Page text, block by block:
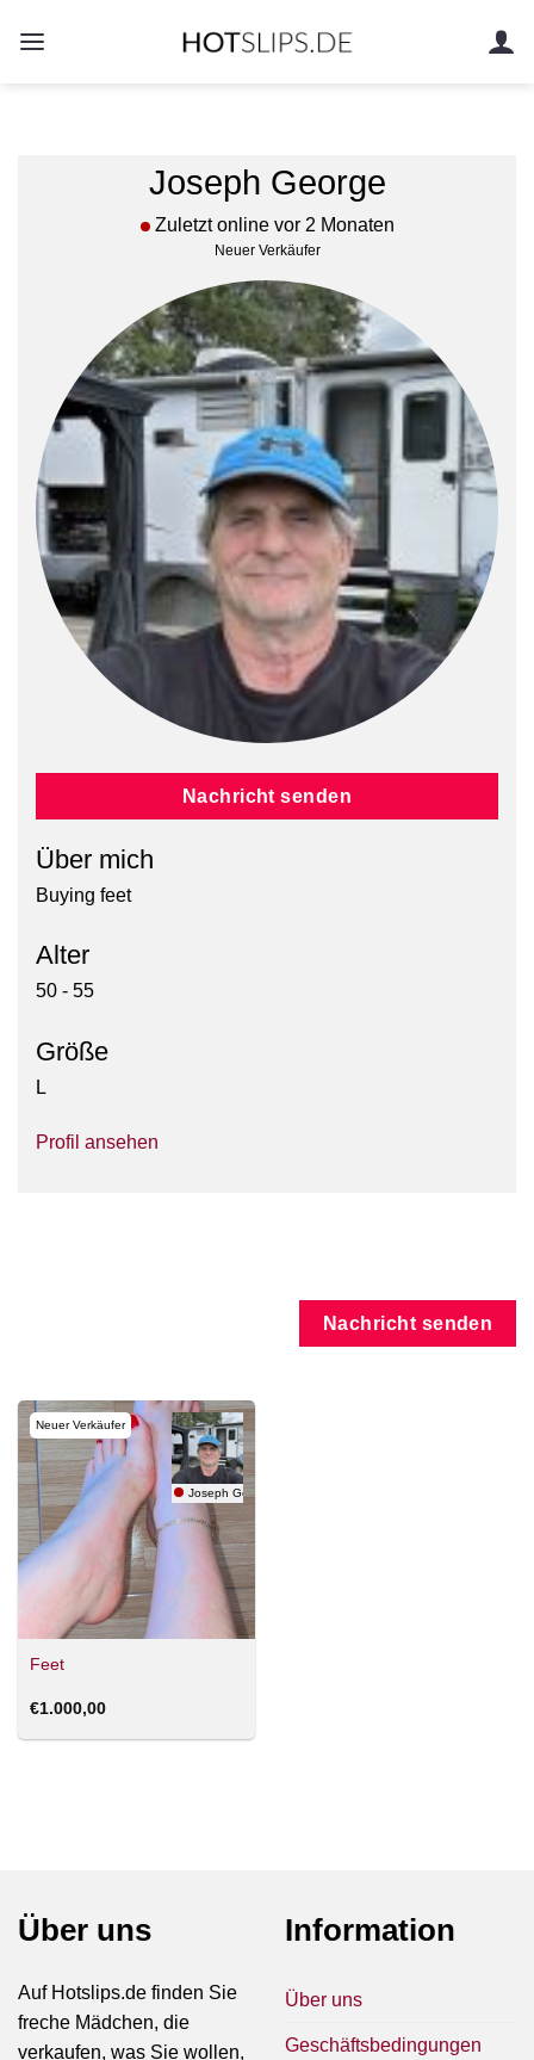
Inhalt
Joseph George
Zuletzt online vor 2 Monaten
Neuer Verkäufer
Nachricht senden
Über mich
Buying feet
Alter
50 - 55
Größe
L
Profil ansehen
Nachricht senden
Neuer Verkäufer
Joseph George
Feet
€1.000,00
Über uns
Auf Hotslips.de finden Sie
freche Mädchen, die
verkaufen, was Sie wollen,
Information
Über uns
Geschäftsbedingungen